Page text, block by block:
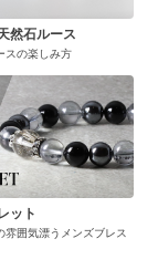
然石ルース
スの楽しみ方
ット
雰囲気漂うメンズブレス